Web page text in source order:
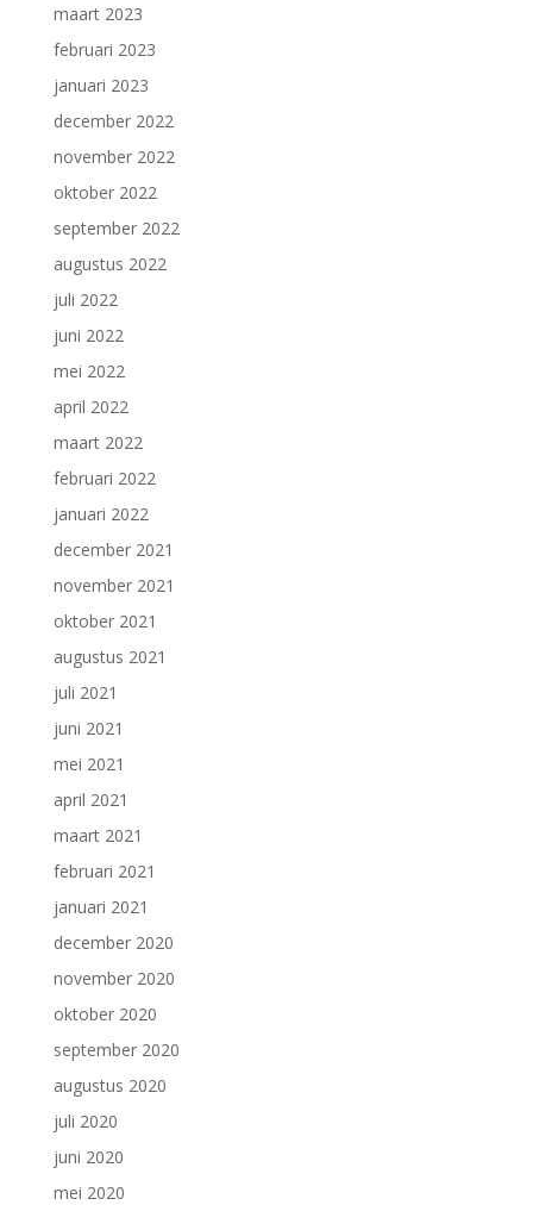
maart 2023
februari 2023
januari 2023
december 2022
november 2022
oktober 2022
september 2022
augustus 2022
juli 2022
juni 2022
mei 2022
april 2022
maart 2022
februari 2022
januari 2022
december 2021
november 2021
oktober 2021
augustus 2021
juli 2021
juni 2021
mei 2021
april 2021
maart 2021
februari 2021
januari 2021
december 2020
november 2020
oktober 2020
september 2020
augustus 2020
juli 2020
juni 2020
mei 2020